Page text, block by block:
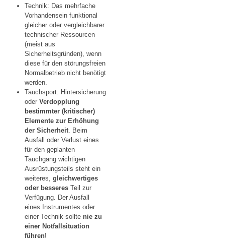
Technik: Das mehrfache
Vorhandensein funktional
gleicher oder vergleichbarer
technischer Ressourcen
(meist aus
Sicherheitsgründen), wenn
diese für den störungsfreien
Normalbetrieb nicht benötigt
werden.
Tauchsport: Hintersicherung
oder Verdopplung
bestimmter (kritischer)
Elemente zur Erhöhung
der Sicherheit. Beim
Ausfall oder Verlust eines
für den geplanten
Tauchgang wichtigen
Ausrüstungsteils steht ein
weiteres, gleichwertiges
oder besseres Teil zur
Verfügung. Der Ausfall
eines Instrumentes oder
einer Technik sollte nie zu
einer Notfallsituation
führen!